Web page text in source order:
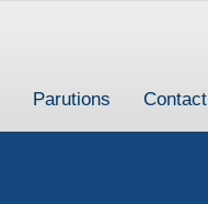
Parutions Contact